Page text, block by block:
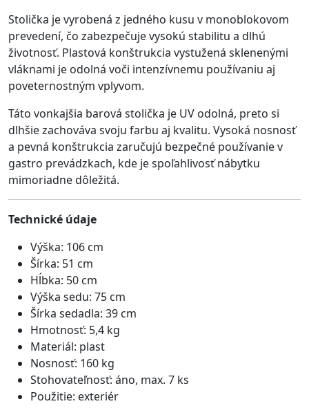
Stolička je vyrobená z jedného kusu v monoblokovom
prevedení, čo zabezpečuje vysokú stabilitu a dlhú
životnosť. Plastová konštrukcia vystužená sklenenými
vláknami je odolná voči intenzívnemu používaniu aj
poveternostným vplyvom.
Táto vonkajšia barová stolička je UV odolná, preto si
dlhšie zachováva svoju farbu aj kvalitu. Vysoká nosnosť
a pevná konštrukcia zaručujú bezpečné používanie v
gastro prevádzkach, kde je spoľahlivosť nábytku
mimoriadne dôležitá.
Technické údaje
Výška: 106 cm
Šírka: 51 cm
Hĺbka: 50 cm
Výška sedu: 75 cm
Šírka sedadla: 39 cm
Hmotnosť: 5,4 kg
Materiál: plast
Nosnosť: 160 kg
Stohovateľnosť: áno, max. 7 ks
Použitie: exteriér